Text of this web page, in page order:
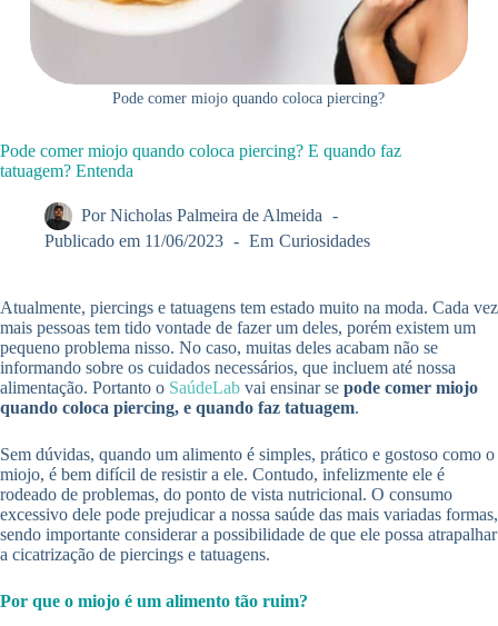
Pode comer miojo quando coloca piercing?
Pode comer miojo quando coloca piercing? E quando faz
tatuagem? Entenda
Por Nicholas Palmeira de Almeida
Publicado em 11/06/2023 Em Curiosidades
Atualmente, piercings e tatuagens tem estado muito na moda. Cada vez
mais pessoas tem tido vontade de fazer um deles, porém existem um
pequeno problema nisso. No caso, muitas deles acabam não se
informando sobre os cuidados necessários, que incluem até nossa
alimentação. Portanto o SaúdeLab vai ensinar se pode comer miojo
quando coloca piercing, e quando faz tatuagem.
Sem dúvidas, quando um alimento é simples, prático e gostoso como o
miojo, é bem difícil de resistir a ele. Contudo, infelizmente ele é
rodeado de problemas, do ponto de vista nutricional. O consumo
excessivo dele pode prejudicar a nossa saúde das mais variadas formas,
sendo importante considerar a possibilidade de que ele possa atrapalhar
a cicatrização de piercings e tatuagens.
Por que o miojo é um alimento tão ruim?